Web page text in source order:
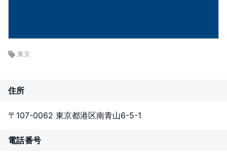
東京
住所
〒107-0062 東京都港区南青山6-5-1
電話番号